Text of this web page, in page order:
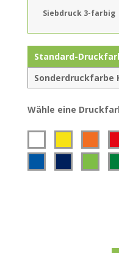
Siebdruck 3-farbig
Standard-
Sonderdruckfarbe
Wähle eine